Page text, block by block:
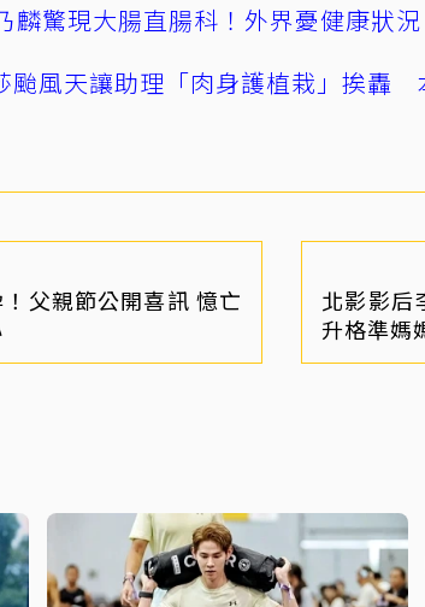
麟驚現大腸直腸科！外界憂健康狀
颱風天讓助理「肉身護植栽」挨轟
父親節公開喜訊 憶亡
北影影后
升格準媽